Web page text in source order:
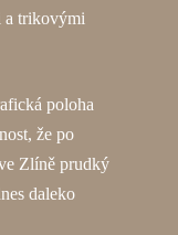
a trikovými
poloha
že po
Zlíně prudký
daleko